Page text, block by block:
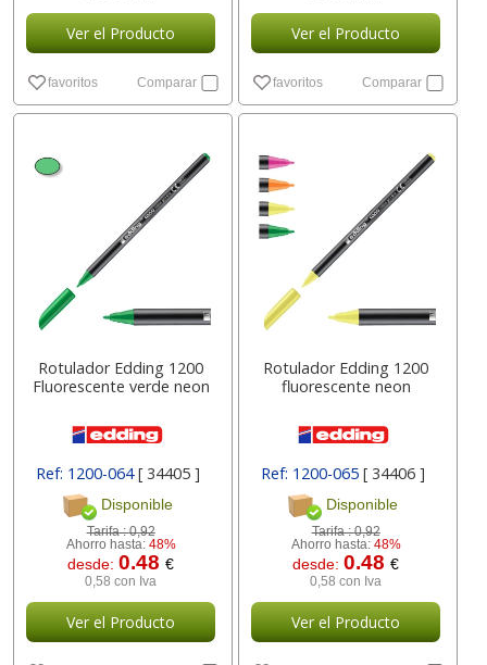
Ver el Producto
favoritos Comparar
Ver el Producto
favoritos Comparar
Rotulador Edding 1200
Fluorescente verde neon
Ref: 1200-064[ 34405 ]
Disponible
Tarifa :0,92
Ahorro hasta: 48%
desde:0.48€
0,58 con Iva
Ver el Producto
Rotulador Edding 1200
fluorescente neon
Ref: 1200-065 [ 34406 ]
Disponible
Tarifa :0,92
Ahorro hasta: 48%
desde:0.48€
0,58 con Iva
Ver el Producto